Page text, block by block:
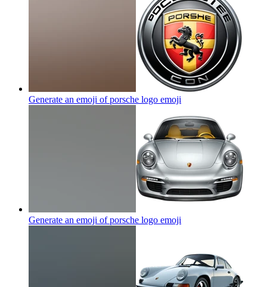
Generate an emoji of porsche logo emoji
Generate an emoji of porsche logo emoji